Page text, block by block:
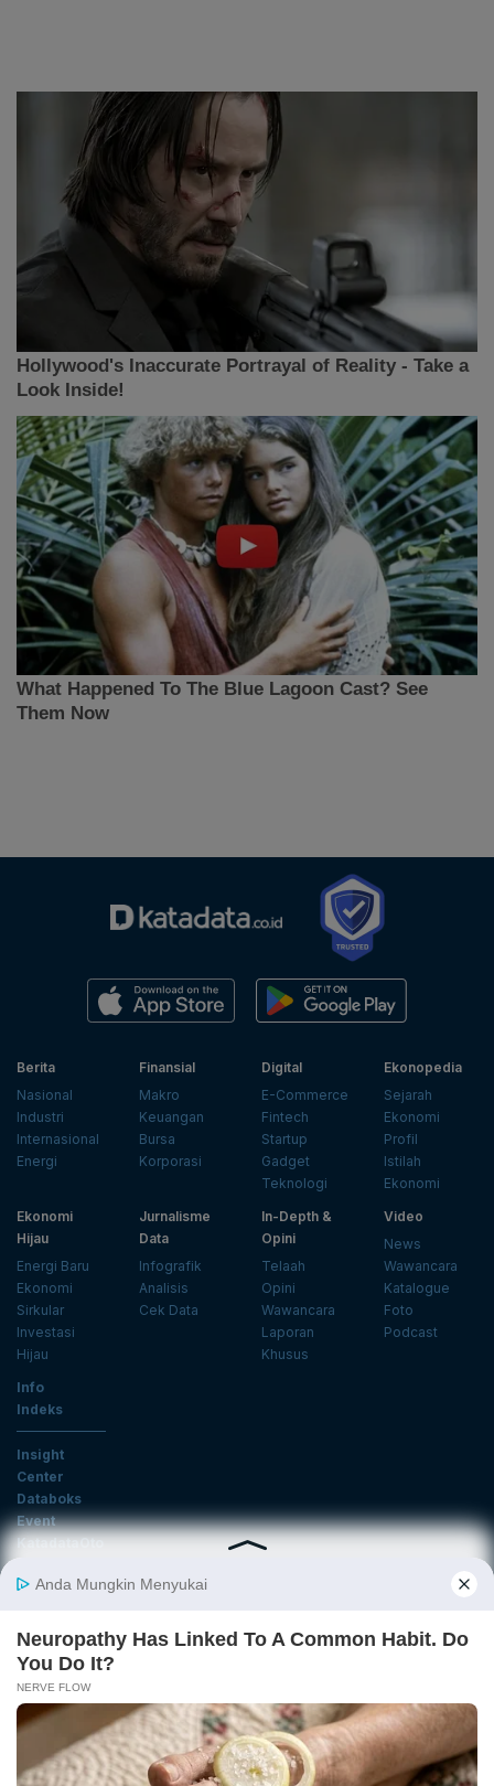
Berita
Nasional
Industri
Internasional
Energi
Finansial
Makro
Keuangan
Bursa
Korporasi
Digital
E-Commerce
Fintech
Startup
Gadget
Teknologi
Ekonopedia
Sejarah
Ekonomi
Profil
Istilah
Ekonomi
Ekonomi
Hijau
Energi Baru
Ekonomi
Sirkular
Investasi
Hijau
Jurnalisme
Data
Infografik
Analisis
Cek Data
In-Depth &
Opini
Telaah
Opini
Wawancara
Laporan
Khusus
Video
News
Wawancara
Katalogue
Foto
Podcast
Info
Indeks
Insight
Center
Databoks
Event
KatadataOto
Email
Daftar